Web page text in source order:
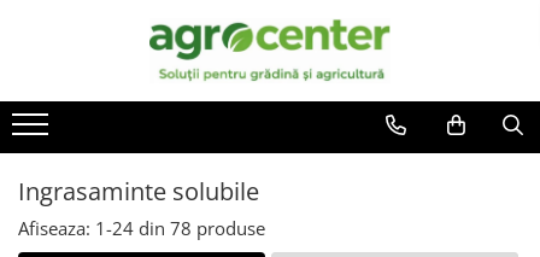
Toate Produsele
Seminte de legume
Ardei
Broccoli
Castraveti
Ingrasaminte
Irigatii
Plante furajere
Turba
Ingrasaminte solubile
Afiseaza: 1-24 din 78 produse